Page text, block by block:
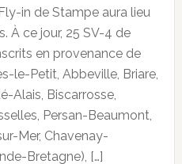
in de Stampe aura lieu
À ce jour, 25 SV-4 de
en provenance de
le-Petit, Abbeville, Briare,
Alais, Biscarrosse,
Persan-Beaumont,
Mer, Chavenay-
Bretagne), […]